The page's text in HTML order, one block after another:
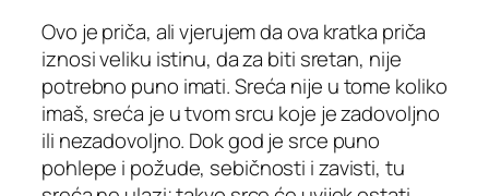
Ovo je priča, ali vjerujem da ova kratka priča
iznosi veliku istinu, da za biti sretan, nije
potrebno puno imati. Sreća nije u tome koliko
imaš, sreća je u tvom srcu koje je zadovoljno
ili nezadovoljno. Dok god je srce puno
pohlepe i požude, sebičnosti i zavisti, tu